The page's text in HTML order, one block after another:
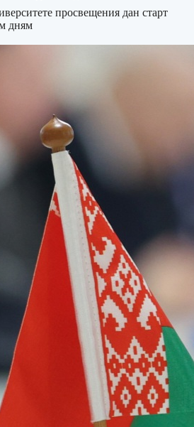
просвещения дан старт
дням